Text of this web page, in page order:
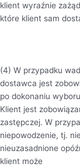
klient wyraźnie
które klient sam
(4) W przypadku
dostawca jest
po dokonaniu
Klient jest
zastępczej. W
niepowodzenie, tj.
nieuzasadnione
klient może